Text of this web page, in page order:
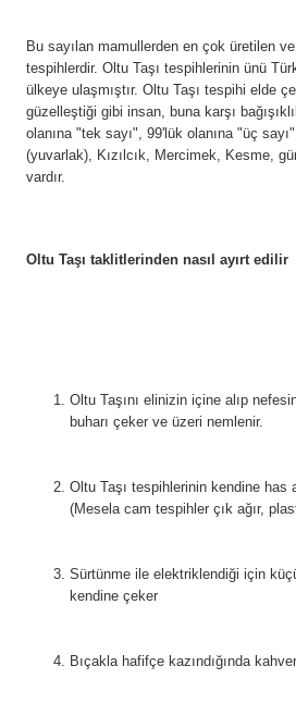
Bu sayılan mamullerden en çok üretilen
tespihlerdir. Oltu Taşı tespihlerinin ünü
ülkeye ulaşmıştır. Oltu Taşı tespihi elde
güzelleştiği gibi insan, buna karşı
olanına "tek sayı", 99'lük olanına "üç
(yuvarlak), Kızılcık, Mercimek, Kesme,
vardır.
Oltu Taşı taklitlerinden nasıl ayırt edilir
Oltu Taşını elinizin içine alıp
buharı çeker ve üzeri nemlenir.
Oltu Taşı tespihlerinin kendine has
(Mesela cam tespihler çık ağır,
Sürtünme ile elektriklendiği için
kendine çeker
Bıçakla hafifçe kazındığında